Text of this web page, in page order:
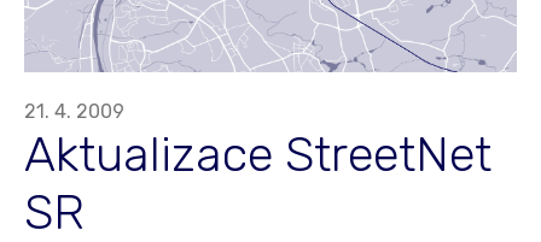
21. 4. 2009
Aktualizace StreetNet
SR